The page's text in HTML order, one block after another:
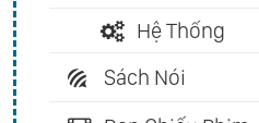
Hệ Thống
Sách Nói